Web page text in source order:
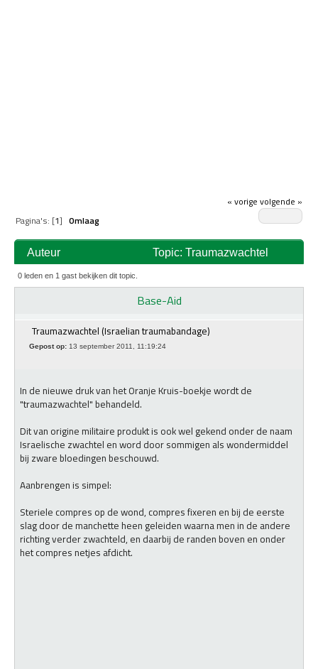
« vorige volgende »
Pagina's: [1]Omlaag
Auteur
Topic: Traumazwachtel
(Israelian traumabandage) (gelezen 15355 keer)
0 leden en 1 gast bekijken dit topic.
Base-Aid
Traumazwachtel (Israelian traumabandage)
Gepost op: 13 september 2011, 11:19:24
In de nieuwe druk van het Oranje Kruis-boekje wordt de
"traumazwachtel" behandeld.
Dit van origine militaire produkt is ook wel gekend onder de naam
Israelische zwachtel en word door sommigen als wondermiddel
bij zware bloedingen beschouwd.
Aanbrengen is simpel:
Steriele compres op de wond, compres fixeren en bij de eerste
slag door de manchette heen geleiden waarna men in de andere
richting verder zwachteld, en daarbij de randen boven en onder
het compres netjes afdicht.